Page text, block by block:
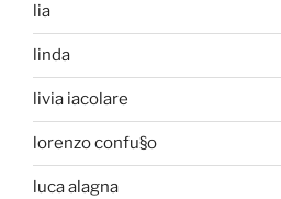
lia
linda
livia iacolare
lorenzo confu§o
luca alagna